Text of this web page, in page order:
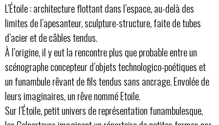
L’Étoile : architecture flottant dans l’espace, au-delà des
limites de l’apesanteur, sculpture-structure, faite de tubes
d’acier et de câbles tendus.
À l’origine, il y eut la rencontre plus que probable entre un
scénographe concepteur d’objets technologico-poétiques et
un funambule rêvant de fils tendus sans ancrage. Envolée de
leurs imaginaires, un rêve nommé Etoile.
Sur l’Étoile, petit univers de représentation funambulesque,